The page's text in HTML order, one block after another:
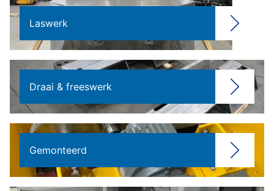
Laswerk
Draai & freeswerk
Gemonteerd